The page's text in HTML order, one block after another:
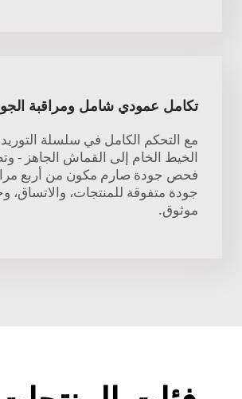
تكامل عمودي شامل ومراقبة
مع التحكم الكامل في سلسلة
الخيط الخام إلى القماش الجاهز -
فحص جودة صارم مكون من أربع
جودة متفوقة للمنتجات، والاتساق،
موثوق.